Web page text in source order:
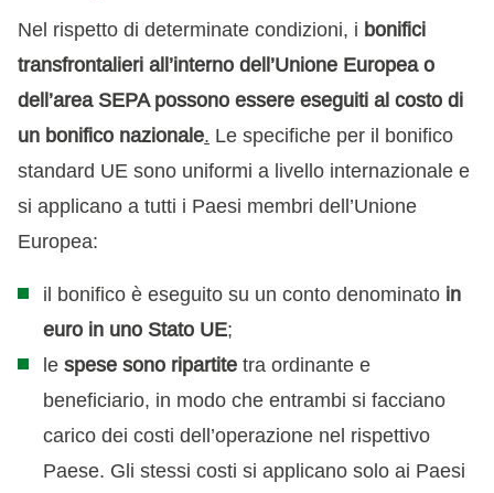
Nel rispetto di determinate condizioni, i bonifici
transfrontalieri all’interno dell’Unione Europea o
dell’area SEPA possono essere eseguiti al costo di
un bonifico nazionale. Le specifiche per il bonifico
standard UE sono uniformi a livello internazionale e
si applicano a tutti i Paesi membri dell’Unione
Europea:
il bonifico è eseguito su un conto denominato in
euro in uno Stato UE;
le spese sono ripartite tra ordinante e
beneficiario, in modo che entrambi si facciano
carico dei costi dell’operazione nel rispettivo
Paese. Gli stessi costi si applicano solo ai Paesi